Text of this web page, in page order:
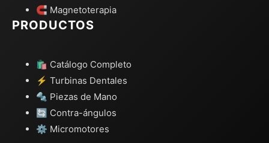
🧲 Magnetoterapia
PRODUCTOS
🛍️ Catálogo Completo
⚡ Turbinas Dentales
🔩 Piezas de Mano
🔄 Contra-ángulos
⚙️ Micromotores